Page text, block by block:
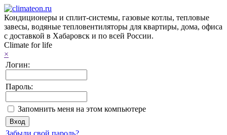
Кондиционеры и сплит-системы, газовые котлы, тепловые
завесы, водяные тепловентиляторы для квартиры, дома, офиса
с доставкой в Хабаровск и по всей России.
Climate for life
×
Логин:
Пароль:
Запомнить меня на этом компьютере
Забыли свой пароль?